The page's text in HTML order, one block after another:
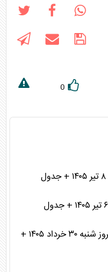
0
آخرین و جدیدترین قیمت طلا و سکه امروز شنبه ۳۰ خرداد ۱۴۰۵ +